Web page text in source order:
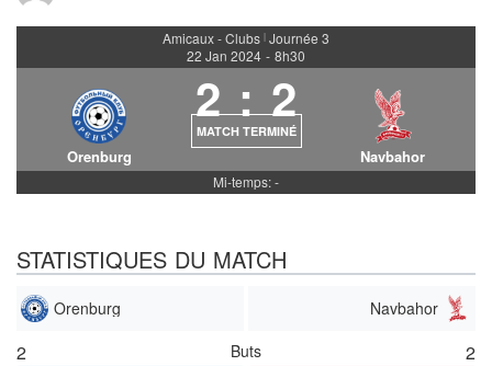
Amicaux - Clubs | Journée 3
22 Jan 2024 - 8h30
Orenburg
2 : 2
MATCH TERMINÉ
Navbahor
Mi-temps: -
STATISTIQUES DU MATCH
Orenburg Navbahor
2 Buts 2